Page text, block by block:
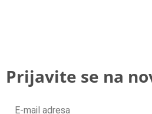
Prijavite se na